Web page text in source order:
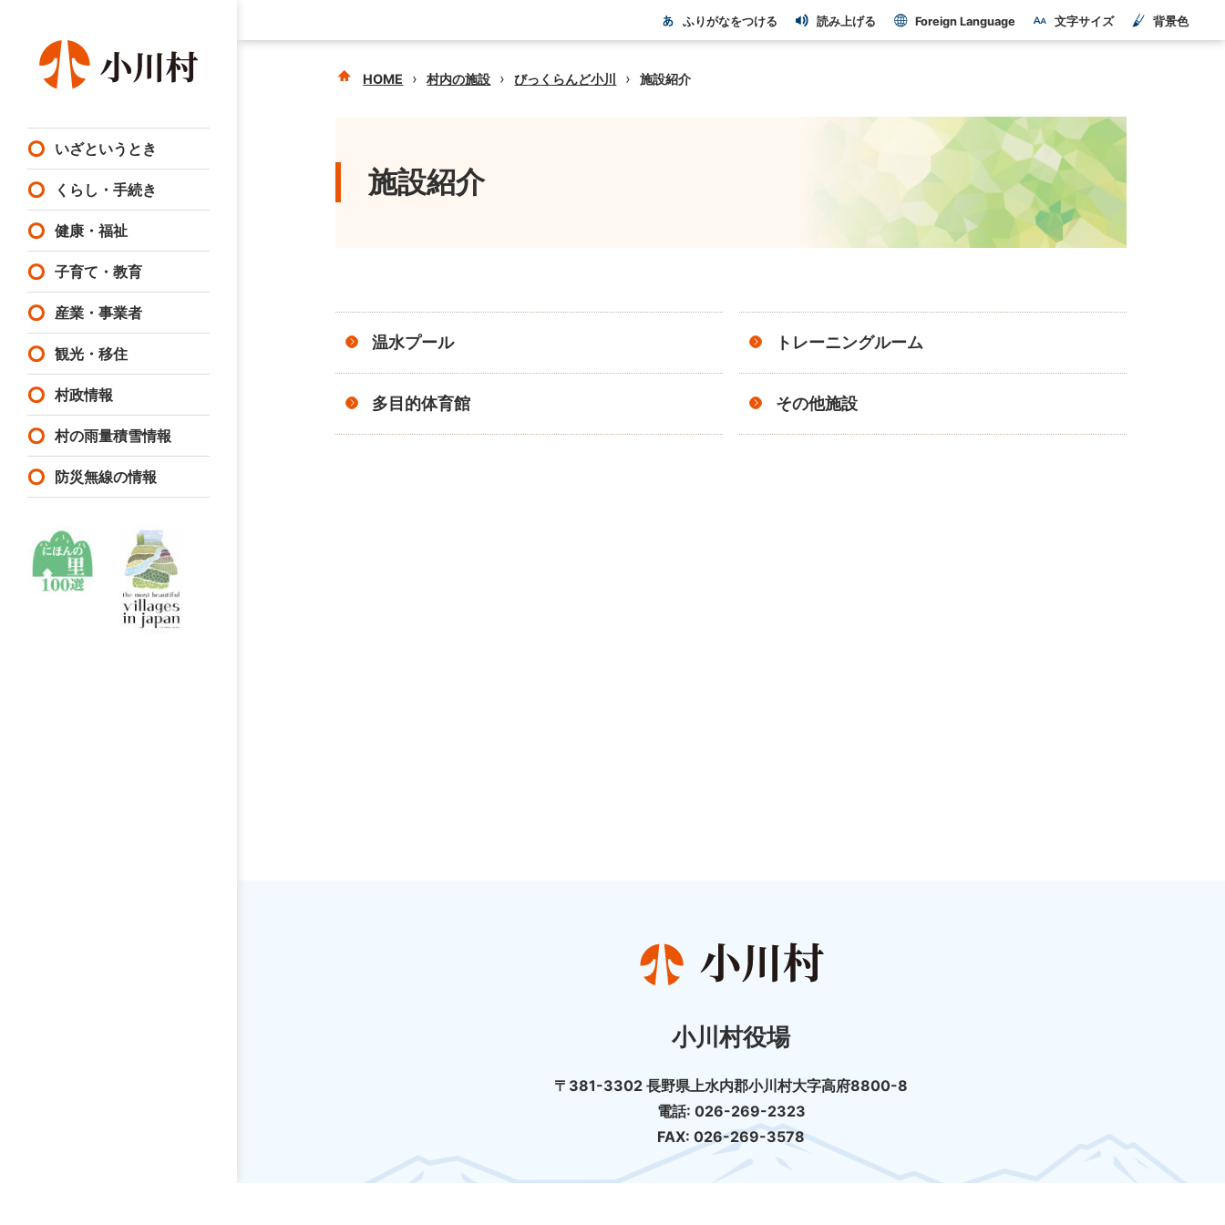
ふりがなをつける 読み上げる Foreign Language 文字サイズ 背景色
いざというとき
くらし・手続き
健康・福祉
子育て・教育
産業・事業者
観光・移住
村政情報
村の雨量積雪情報
防災無線の情報
HOME › 村内の施設 › びっくらんど小川 › 施設紹介
施設紹介
温水プール トレーニングルーム
多目的体育館 その他施設
小川村役場
〒381-3302 長野県上水内郡小川村大字高府8800-8
電話: 026-269-2323
FAX: 026-269-3578